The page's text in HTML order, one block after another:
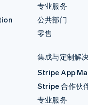
专业服务
公共部门
零售
集成与定制解
Stripe App
Stripe 合作伙
专业服务